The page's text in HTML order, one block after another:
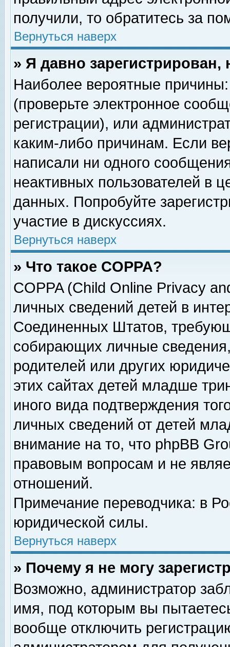
получили, то обратитесь за
Вернуться наверх
» Я давно
Наиболее вероятные
(проверьте электронное
регистрации), или
каким-либо причинам. Если
написали ни одного
неактивных пользователей в
данных. Попробуйте
участие в дискуссиях.
Вернуться наверх
» Что такое COPPA?
COPPA (Child Online Privacy
личных сведений детей в
Соединенных Штатов,
собирающих личные
родителей или других
этих сайтах детей младше
иного вида подтверждения
личных сведений от детей
внимание на то, что phpBB
правовым вопросам и не
отношений.
Примечание переводчика: в
юридической силы.
Вернуться наверх
» Почему я не могу
Возможно, администратор
имя, под которым вы
вообще отключить